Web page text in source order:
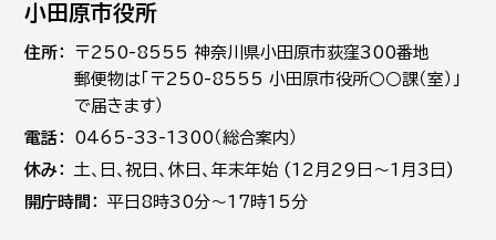
小田原市役所
住所
〒250-8555 神奈川県小田原市荻窪300番地
郵便物は「〒250-8555 小田原市役所○○課（室）」
で届きます）
電話
0465-33-1300（総合案内）
休み
土､日､祝日、休日、年末年始 (12月29日～1月3日)
開庁時間
平日8時30分～17時15分